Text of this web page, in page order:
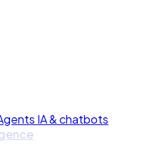
IA & chatbots